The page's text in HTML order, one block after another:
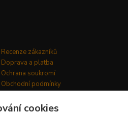
Recenze zákazníků
Doprava a platba
Ochrana soukromí
Obchodní podmínky
cookies